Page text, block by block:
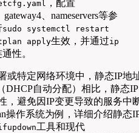
，配置
gateway4、nameservers等参
sudo systemctl restart
apply生效，并通过ip
性。
或特定网络环境中，静态IP地
DHCP自动分配）相比，静态IP
，避免因IP变更导致的服务中
操作系统为例，详细介绍静态
工具和现代